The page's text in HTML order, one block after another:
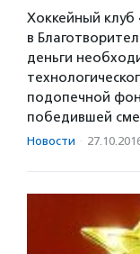
Хоккейный клуб
в
деньги
подопечной
победившей
Новости ·